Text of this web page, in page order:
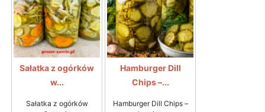
Sałatka z ogórków
w...
Sałatka z ogórków
Hamburger Dill
Chips –...
Hamburger Dill Chips –